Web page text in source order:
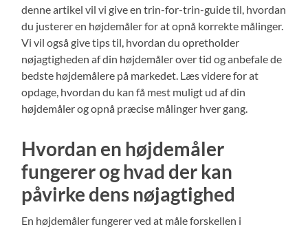
denne artikel vil vi give en trin-for-trin-guide til, hvordan
du justerer en højdemåler for at opnå korrekte målinger.
Vi vil også give tips til, hvordan du opretholder
nøjagtigheden af din højdemåler over tid og anbefale de
bedste højdemålere på markedet. Læs videre for at
opdage, hvordan du kan få mest muligt ud af din
højdemåler og opnå præcise målinger hver gang.
Hvordan en højdemåler
fungerer og hvad der kan
påvirke dens nøjagtighed
En højdemåler fungerer ved at måle forskellen i